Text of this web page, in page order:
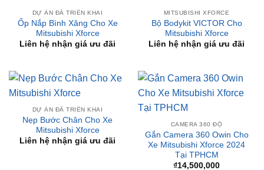
Liên hệ nhận giá ưu đãi
Liên hệ nhận giá ưu đãi
DỰ ÁN ĐÃ TRIỂN KHAI
Nẹp Bước Chân Cho Xe
Liên hệ nhận giá ưu đãi
CAMERA 360 ĐỘ
Gắn Camera 360 Owin Cho
Tại TPHCM
₫14,500,000